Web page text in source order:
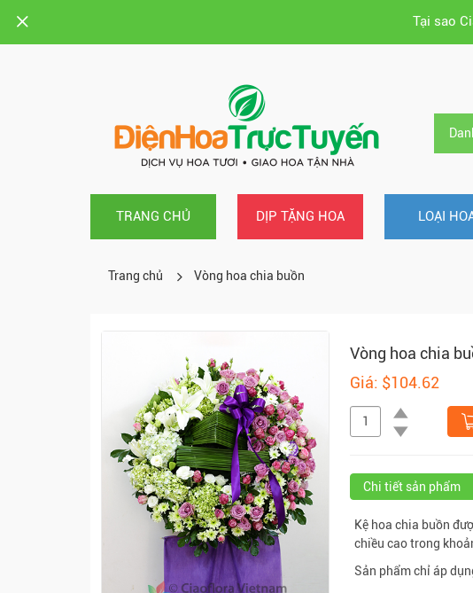
Tại sao
TRANG CHỦ DỊP TẶNG HOA LOẠI
Trang chủ Vòng hoa chia buồn
Vòng hoa chia
Giá: $104.62
Chi tiết sản phẩm
Kệ hoa chia buồn
chiều cao trong
Sản phẩm chỉ áp